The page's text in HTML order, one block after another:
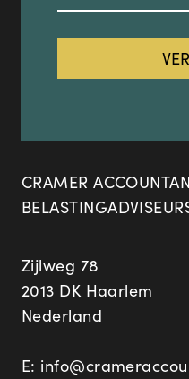
CRAMER
Zijlweg 78
2013 DK Haarlem
Nederland
E: